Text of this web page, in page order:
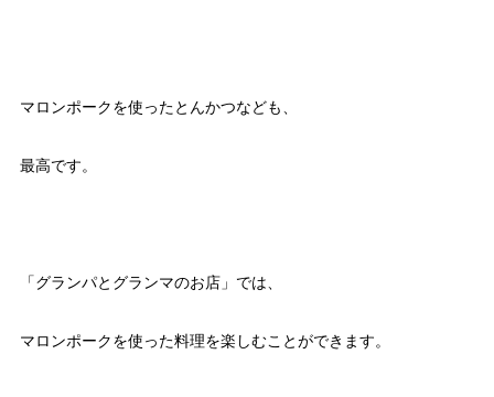
マロンポークを使ったとんかつなども、
最高です。
「グランパとグランマのお店」では、
マロンポークを使った料理を楽しむことができます。